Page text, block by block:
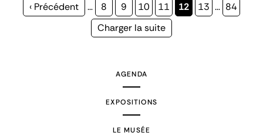
Page
‹ Précédent … Page
8 Page
9 Page
10 Page
11
Page
12 Page
13 … Page
84
Page
Charger la suite
AGENDA
EXPOSITIONS
LE MUSÉE